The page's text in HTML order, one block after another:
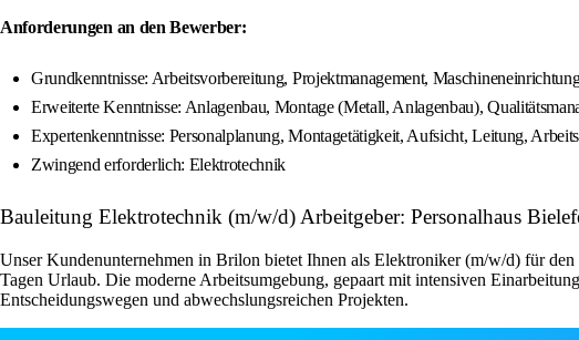
Anforderungen an den Bewerber:
Grundkenntnisse: Arbeitsvorbereitung, Projektmanagement,
Erweiterte Kenntnisse: Anlagenbau, Montage (Metall, Anlagenbau),
Expertenkenntnisse: Personalplanung, Montagetätigkeit, Aufsicht, Leitung,
Zwingend erforderlich: Elektrotechnik
Bauleitung Elektrotechnik (m/w/d) Arbeitgeber: Personalhaus
Unser Kundenunternehmen in Brilon bietet Ihnen als Elektroniker (m/w/d) für
Tagen Urlaub. Die moderne Arbeitsumgebung, gepaart mit intensiven
Entscheidungswegen und abwechslungsreichen Projekten.